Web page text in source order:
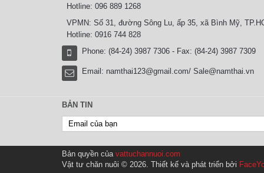
Hotline: 096 889 1268
VPMN: Số 31, đường Sông Lu, ấp 35, xã Bình Mỹ,
Hotline: 0916 744 828
Phone: (84-24) 3987 7306 - Fax: (84-24) 3987 7309
Email: namthai123@gmail.com/ Sale@namthai.vn
BẢN TIN
Bản quyền của vattuchannuoi.com
Vật tư chăn nuôi © 2026. Thiết kế và phát triển bởi